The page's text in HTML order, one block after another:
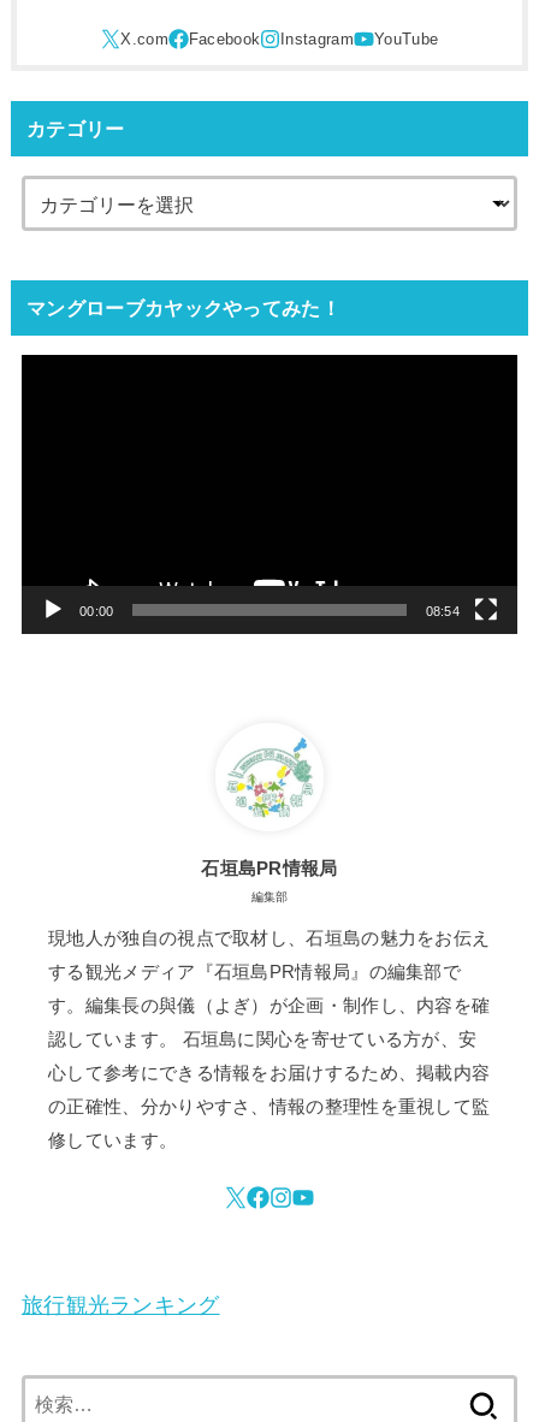
カテゴリー
マングローブカヤックやってみた！
00:00 08:54
石垣島PR情報局
編集部
現地人が独自の視点で取材し、石垣島の魅力をお伝え
する観光メディア『石垣島PR情報局』の編集部で
す。編集長の與儀（よぎ）が企画・制作し、内容を確
認しています。 石垣島に関心を寄せている方が、安
心して参考にできる情報をお届けするため、掲載内容
の正確性、分かりやすさ、情報の整理性を重視して監
修しています。
旅行観光ランキング